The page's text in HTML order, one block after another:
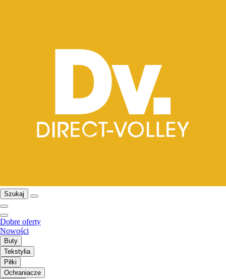
Szukaj
Dobre oferty
Nowości
Buty
Tekstylia
Piłki
Ochraniacze